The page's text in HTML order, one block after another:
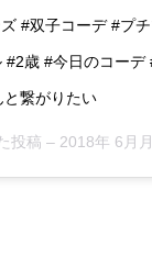
#双子コーデ #プチ
歳 #今日のコーデ
と繋がりたい
投稿 – 2018年 6月月3日午前5時